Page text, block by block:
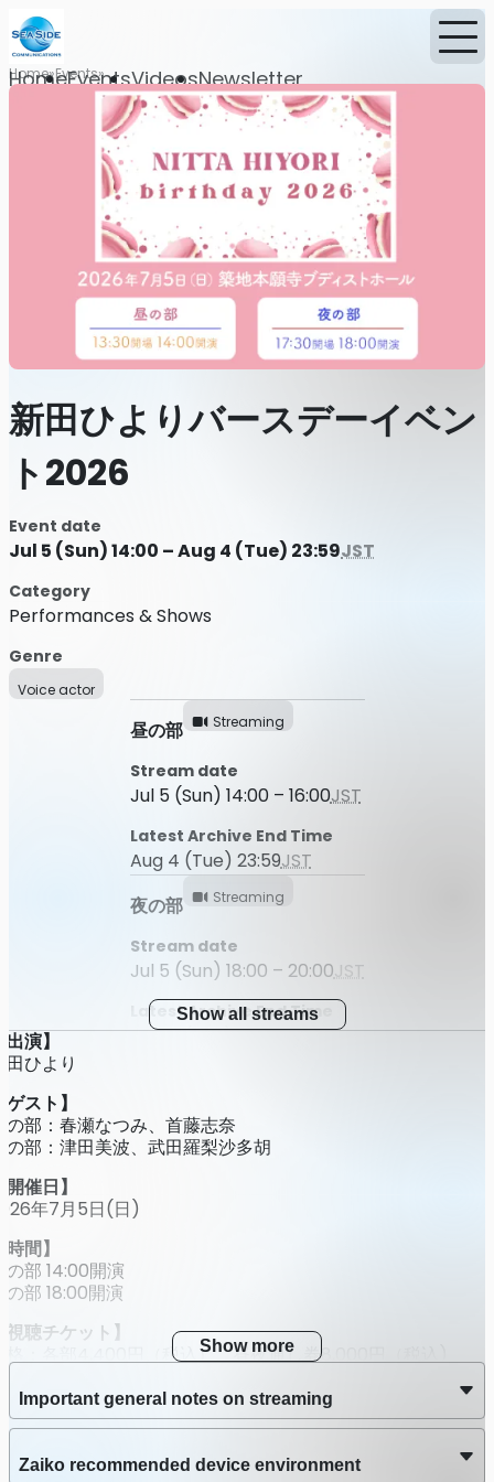
HomeEventsVideosNewsletter
Home Events
新田ひよりバースデーイベン
ト2026
Event date
Jul 5 (Sun) 14:00 – Aug 4 (Tue) 23:59JST
Category
Performances & Shows
Genre
Voice actor
昼の部 Streaming
Stream date
Jul 5 (Sun) 14:00 – 16:00JST
Latest Archive End Time
Aug 4 (Tue) 23:59JST
夜の部
Streaming
Stream date
Jul 5 (Sun) 18:00 – 20:00JST
Latest Archive End Time
Aug 4 (Tue) 23:59JST
Show all streams
演】
田ひより
スト】
の部：春瀬なつみ、首藤志奈
の部：津田美波、武田羅梨沙多胡
催日】
年7月5日(日)
間】
の部 14:00開演
の部 18:00開演
視聴チケット】
格：各部4,400円（税込）、昼夜通し券8,000円（税込)
途手数料が必要となります。
アーカイブ視聴期間】
長で2026年8月4日(火)23:59まで
Show more
Important general notes on streaming
Zaiko recommended device environment